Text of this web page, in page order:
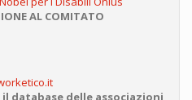
AL COMITATO
il database delle associazioni